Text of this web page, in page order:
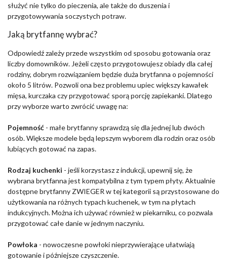
służyć nie tylko do pieczenia, ale także do duszenia i
przygotowywania soczystych potraw.
Jaką brytfannę wybrać?
Odpowiedź zależy przede wszystkim od sposobu gotowania oraz
liczby domowników. Jeżeli często przygotowujesz obiady dla całej
rodziny, dobrym rozwiązaniem będzie duża brytfanna o pojemności
około 5 litrów. Pozwoli ona bez problemu upiec większy kawałek
mięsa, kurczaka czy przygotować sporą porcję zapiekanki. Dlatego
przy wyborze warto zwrócić uwagę na:
Pojemność - małe brytfanny sprawdzą się dla jednej lub dwóch
osób. Większe modele będą lepszym wyborem dla rodzin oraz osób
lubiących gotować na zapas.
Rodzaj kuchenki - jeśli korzystasz z indukcji, upewnij się, że
wybrana brytfanna jest kompatybilna z tym typem płyty. Aktualnie
dostępne brytfanny ZWIEGER w tej kategorii są przystosowane do
użytkowania na różnych typach kuchenek, w tym na płytach
indukcyjnych. Można ich używać również w piekarniku, co pozwala
przygotować całe danie w jednym naczyniu.
Powłoka - nowoczesne powłoki nieprzywierające ułatwiają
gotowanie i późniejsze czyszczenie.